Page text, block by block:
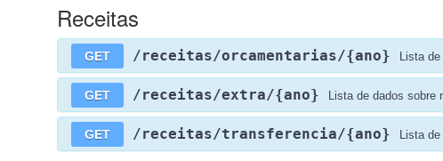
Receitas
GET /receitas/orcamentarias/{ano} Lista
GET /receitas/extra/{ano} Lista de dados sobre
GET /receitas/transferencia/{ano} Lista